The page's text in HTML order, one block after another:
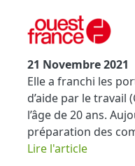
21 Novembre 2021
Elle a franchi les
d’aide par le travail
l’âge de 20 ans.
préparation des
Lire l'article